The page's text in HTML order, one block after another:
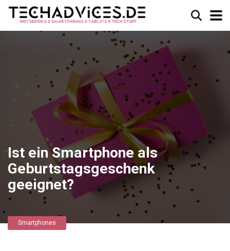
Ist ein Smartphone als
Geburtstagsgeschenk
geeignet?
Smartphones